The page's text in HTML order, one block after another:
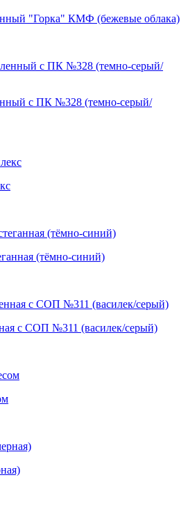
"Горка" КМФ (бежевые облака)
с ПК №328 (темно-серый/
(тёмно-синий)
с СОП №311 (василек/серый)